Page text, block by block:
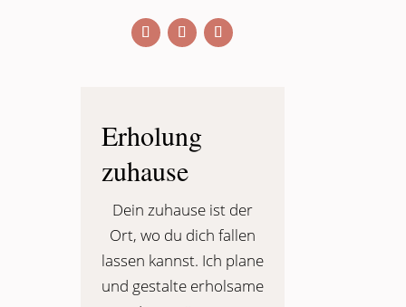
Erholung
zuhause
Dein zuhause ist der
Ort, wo du dich fallen
lassen kannst. Ich plane
und gestalte erholsame